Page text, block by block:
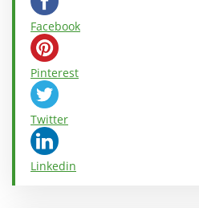
Facebook
Pinterest
Twitter
Linkedin